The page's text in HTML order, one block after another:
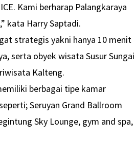
Kami berharap Palangkaraya
kata Harry Saptadi.
strategis yakni hanya 10 menit
serta obyek wisata Susur Sungai
Kalteng.
berbagai tipe kamar
Seruyan Grand Ballroom
Sky Lounge, gym and spa,